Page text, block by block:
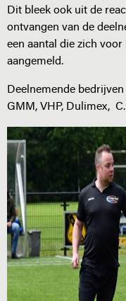
Dit bleek ook uit de
ontvangen van de
een aantal die zich
aangemeld.
Deelnemende
GMM, VHP, Dulimex,